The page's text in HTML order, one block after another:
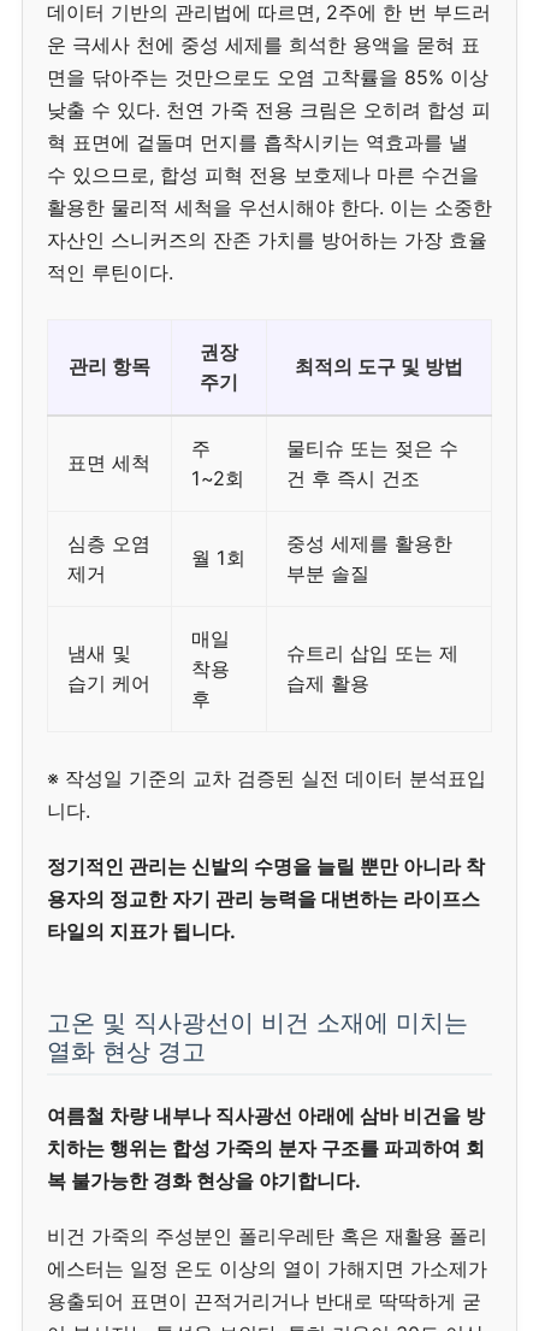
데이터 기반의 관리법에 따르면, 2주에 한 번 부드러
운 극세사 천에 중성 세제를 희석한 용액을 묻혀 표
면을 닦아주는 것만으로도 오염 고착률을 85% 이상
낮출 수 있다. 천연 가죽 전용 크림은 오히려 합성 피
혁 표면에 겉돌며 먼지를 흡착시키는 역효과를 낼
수 있으므로, 합성 피혁 전용 보호제나 마른 수건을
활용한 물리적 세척을 우선시해야 한다. 이는 소중한
자산인 스니커즈의 잔존 가치를 방어하는 가장 효율
적인 루틴이다.
관리 항목
권장
주기
최적의 도구 및 방법
표면 세척
주
1~2회
물티슈 또는 젖은 수
건 후 즉시 건조
심층 오염
제거
월 1회
중성 세제를 활용한
부분 솔질
냄새 및
습기 케어
매일
착용
후
슈트리 삽입 또는 제
습제 활용
※ 작성일 기준의 교차 검증된 실전 데이터 분석표입
니다.
정기적인 관리는 신발의 수명을 늘릴 뿐만 아니라 착
용자의 정교한 자기 관리 능력을 대변하는 라이프스
타일의 지표가 됩니다.
고온 및 직사광선이 비건 소재에 미치는
열화 현상 경고
여름철 차량 내부나 직사광선 아래에 삼바 비건을 방
치하는 행위는 합성 가죽의 분자 구조를 파괴하여 회
복 불가능한 경화 현상을 야기합니다.
비건 가죽의 주성분인 폴리우레탄 혹은 재활용 폴리
에스터는 일정 온도 이상의 열이 가해지면 가소제가
용출되어 표면이 끈적거리거나 반대로 딱딱하게 굳